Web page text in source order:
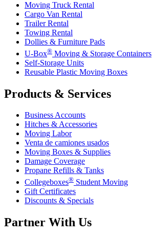
Moving Truck Rental
Cargo Van Rental
Trailer Rental
Towing Rental
Dollies & Furniture Pads
U-Box® Moving & Storage Containers
Self-Storage Units
Reusable Plastic Moving Boxes
Products & Services
Business Accounts
Hitches & Accessories
Moving Labor
Venta de camiones usados
Moving Boxes & Supplies
Damage Coverage
Propane Refills & Tanks
Collegeboxes® Student Moving
Gift Certificates
Discounts & Specials
Partner With Us